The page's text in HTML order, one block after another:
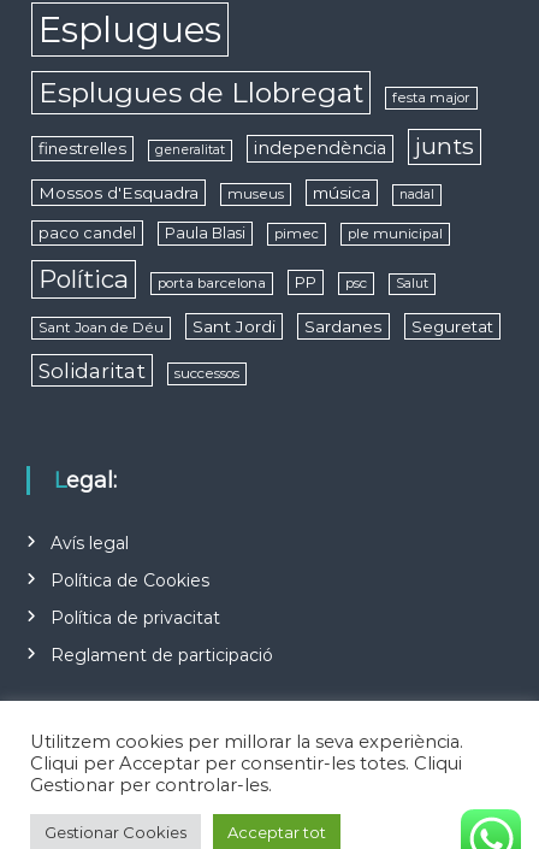
Esplugues
Esplugues de Llobregat festa major
finestrelles generalitat independència junts
Mossos d'Esquadra museus música nadal
paco candel Paula Blasi pimec ple municipal
Política porta barcelona PP psc Salut
Sant Joan de Déu Sant Jordi Sardanes Seguretat
Solidaritat successos
Legal:
Avís legal
Política de Cookies
Política de privacitat
Reglament de participació
Copyright © 2026 Notícies d'Esplugues de Llobregat
Todos los derechos
Utilitzem cookies per millorar la seva experiència.
Cliqui per Acceptar per consentir-les totes. Cliqui
Gestionar per controlar-les.
Gestionar Cookies Acceptar tot